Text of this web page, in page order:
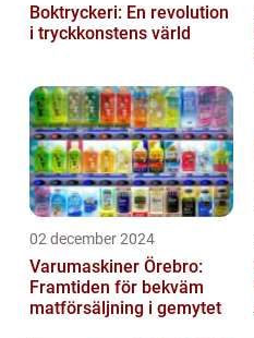
Boktryckeri: En revolution
i tryckkonstens värld
02 december 2024
Varumaskiner Örebro:
Framtiden för bekväm
matförsäljning i gemytet